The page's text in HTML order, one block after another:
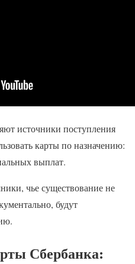
источники поступления
карты по назначению:
выплат.
чье существование не
будут
Сбербанка: